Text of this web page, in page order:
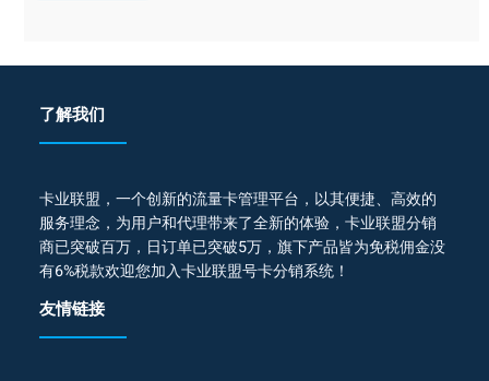
了解我们
卡业联盟，一个创新的流量卡管理平台，以其便捷、高效的
服务理念，为用户和代理带来了全新的体验，卡业联盟分销
商已突破百万，日订单已突破5万，旗下产品皆为免税佣金没
有6%税款欢迎您加入卡业联盟号卡分销系统！
友情链接